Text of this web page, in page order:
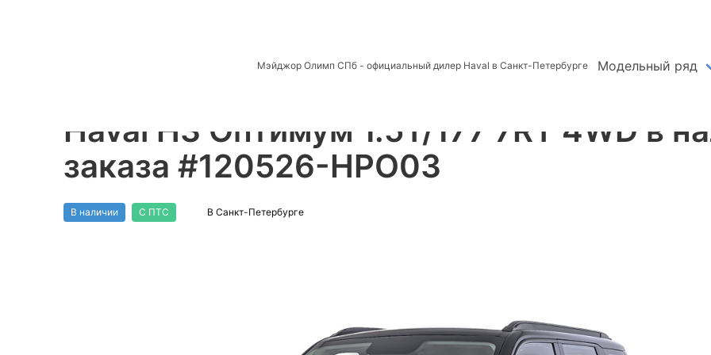
Мэйджор Олимп СПб - официальный дилер Haval в Санкт-Петербурге Модельный ряд
Haval H3 Оптимум 1.5T/177 7RT 4WD в
заказа #120526-HPO03
В наличии С ПТС В Санкт-Петербурге